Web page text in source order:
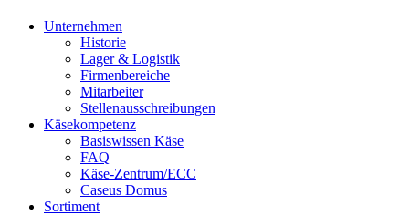
Unternehmen
Historie
Lager & Logistik
Firmenbereiche
Mitarbeiter
Stellenausschreibungen
Käsekompetenz
Basiswissen Käse
FAQ
Käse-Zentrum/ECC
Caseus Domus
Sortiment